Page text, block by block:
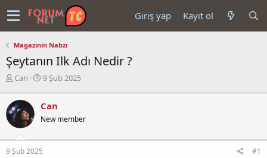
Giriş yap Kayıt ol
Magazinin Nabzı
Şeytanın Ilk Adı Nedir ?
K
n
u
y
u
b
a
Can
B
l
a
g
9 Şub 2025
Can
New member
9 Şub 2025 #1